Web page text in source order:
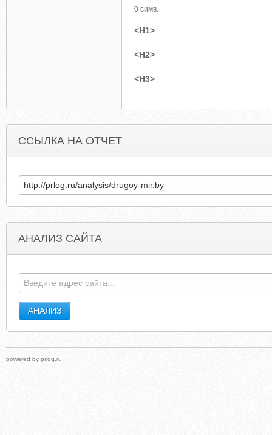
0 симв.
<H1>
<H2>
<H3>
ССЫЛКА НА ОТЧЕТ
АНАЛИЗ САЙТА
powered by prlog.ru